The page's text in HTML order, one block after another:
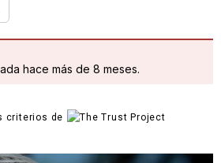
hace más de 8 meses.
criterios de